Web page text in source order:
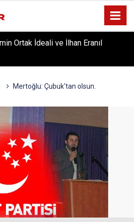
Ortak İdeali ve İlhan Eranıl
MERHABA’ COŞKUSU: Kursiyerler
Mertoğlu: Çubuk'tan olsun.